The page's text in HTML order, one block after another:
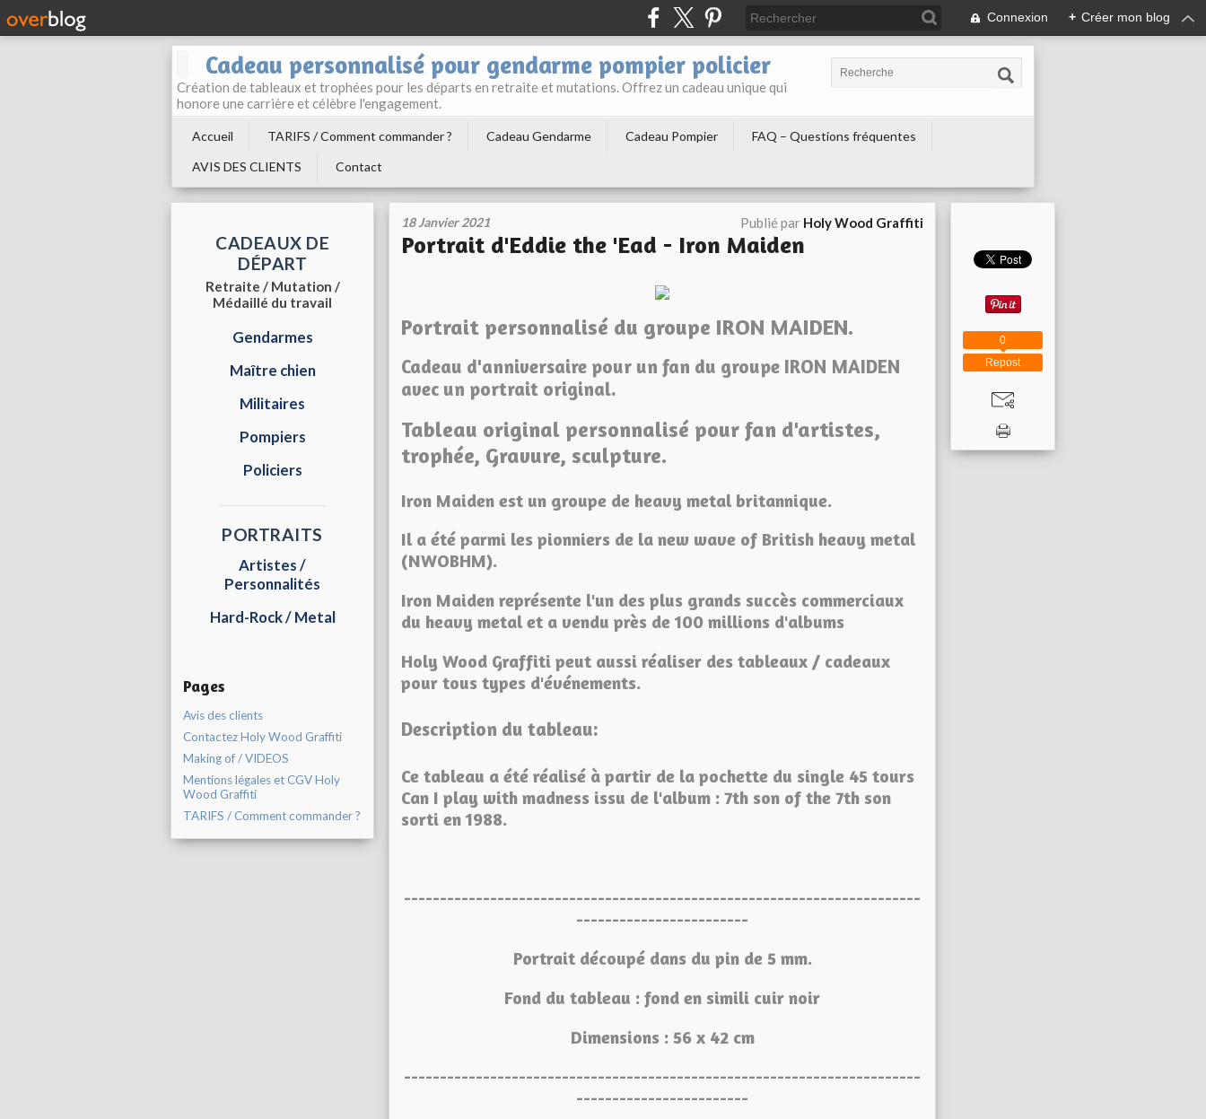
Connexion + Créer mon blog
Cadeau personnalisé pour gendarme pompier policier
Création de tableaux et trophées pour les départs en retraite et mutations. Offrez un cadeau unique qui
honore une carrière et célèbre l'engagement.
Accueil TARIFS / Comment commander ? Cadeau Gendarme Cadeau Pompier
FAQ – Questions fréquentes
AVIS DES CLIENTS
Contact
CADEAUX DE
DÉPART
Retraite / Mutation /
Médaillé du travail
Gendarmes
Maître chien
Militaires
Pompiers
Policiers
PORTRAITS
Artistes /
Personnalités
Hard-Rock / Metal
Pages
Avis des clients
Contactez Holy Wood Graffiti
Making of / VIDEOS
Mentions légales et CGV Holy
Wood Graffiti
TARIFS / Comment commander ?
18 Janvier 2021 Publié par Holy Wood Graffiti
Portrait d'Eddie the 'Ead - Iron Maiden
Portrait personnalisé du groupe IRON MAIDEN.
Cadeau d'anniversaire pour un fan du groupe IRON MAIDEN
avec un portrait original.
Tableau original personnalisé pour fan d'artistes,
trophée, Gravure, sculpture.
Iron Maiden est un groupe de heavy metal britannique.
Il a été parmi les pionniers de la new wave of British heavy metal
(NWOBHM).
Iron Maiden représente l'un des plus grands succès commerciaux
du heavy metal et a vendu près de 100 millions d'albums
Holy Wood Graffiti peut aussi réaliser des tableaux / cadeaux
pour tous types d'événements.
Description du tableau:
Ce tableau a été réalisé à partir de la pochette du single 45 tours
Can I play with madness issu de l'album : 7th son of the 7th son
sorti en 1988.
------------------------------------------------------------------------
------------------------
Portrait découpé dans du pin de 5 mm.
Fond du tableau : fond en simili cuir noir
Dimensions : 56 x 42 cm
------------------------------------------------------------------------
------------------------
Repost
0